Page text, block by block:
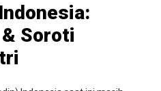
Soroti